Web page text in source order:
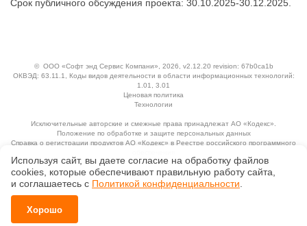
Срок публичного обсуждения проекта: 30.10.2025-30.12.2025.
© ООО «Софт энд Сервис Компани» , 2026, v2.12.20 revision: 67b0ca1b
ОКВЭД: 63.11.1, Коды видов деятельности в области информационных технологий:
1.01, 3.01
Ценовая политика
Технологии
Исключительные авторские и смежные права принадлежат АО «Кодекс».
Положение по обработке и защите персональных данных
Справка о регистрации продуктов АО «Кодекс» в Реестре российского программного
Используя сайт, вы даете согласие на обработку файлов
сооkiеs, которые обеспечивают правильную работу сайта,
и соглашаетесь с Политикой конфиденциальности
Хорошо